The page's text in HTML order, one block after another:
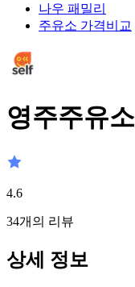
나우 패밀리
주유소 가격비교
영주주유소
4.6
34개의 리뷰
상세 정보